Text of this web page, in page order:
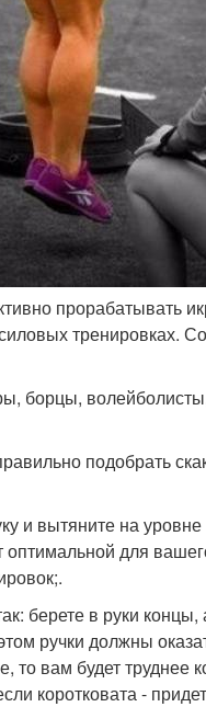
прорабатывать
тренировках.
борцы,
подобрать
и вытяните на
оптимальной для
берете в руки
ручки должны
то вам будет труднее
коротковата -